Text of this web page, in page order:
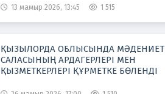
13 мамыр 2026, 13:45 1 515
ҚЫЗЫЛОРДА ОБЛЫСЫНДА МӘДЕНИЕТ
САЛАСЫНЫҢ АРДАГЕРЛЕРІ МЕН
ҚЫЗМЕТКЕРЛЕРІ ҚҰРМЕТКЕ БӨЛЕНДІ